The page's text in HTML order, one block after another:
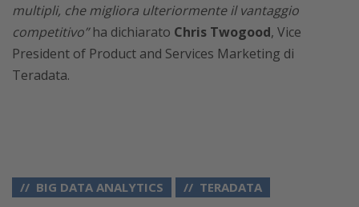
multipli, che migliora ulteriormente il vantaggio
competitivo”ha dichiarato Chris Twogood, Vice
President of Product and Services Marketing di
Teradata.
BIG DATA ANALYTICS TERADATA